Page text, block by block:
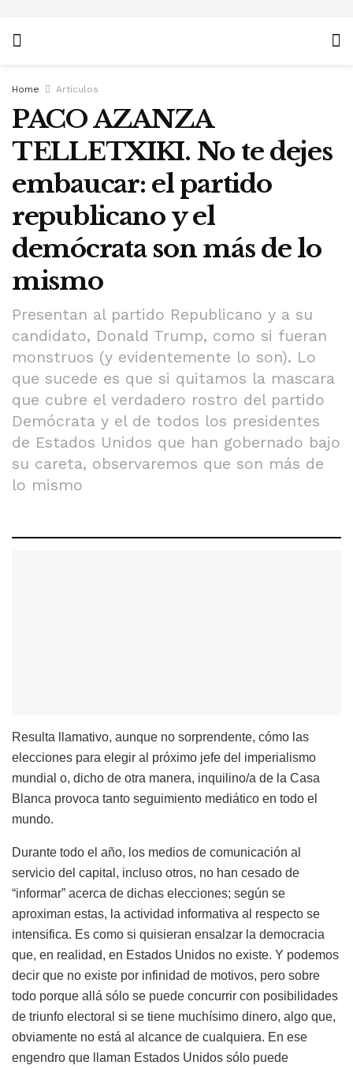
Home Artículos
PACO AZANZA
TELLETXIKI. No te dejes
embaucar: el partido
republicano y el
demócrata son más de lo
mismo
Presentan al partido Republicano y a su
candidato, Donald Trump, como si fueran
monstruos (y evidentemente lo son). Lo
que sucede es que si quitamos la mascara
que cubre el verdadero rostro del partido
Demócrata y el de todos los presidentes
de Estados Unidos que han gobernado bajo
su careta, observaremos que son más de
lo mismo
Resulta llamativo, aunque no sorprendente, cómo las
elecciones para elegir al próximo jefe del imperialismo
mundial o, dicho de otra manera, inquilino/a de la Casa
Blanca provoca tanto seguimiento mediático en todo el
mundo.
Durante todo el año, los medios de comunicación al
servicio del capital, incluso otros, no han cesado de
“informar” acerca de dichas elecciones; según se
aproximan estas, la actividad informativa al respecto se
intensifica. Es como si quisieran ensalzar la democracia
que, en realidad, en Estados Unidos no existe. Y podemos
decir que no existe por infinidad de motivos, pero sobre
todo porque allá sólo se puede concurrir con posibilidades
de triunfo electoral si se tiene muchísimo dinero, algo que,
obviamente no está al alcance de cualquiera. En ese
engendro que llaman Estados Unidos sólo puede